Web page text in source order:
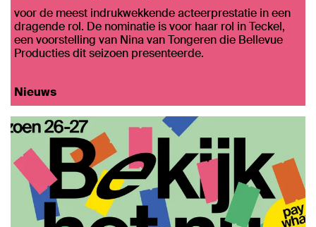
voor de meest indrukwekkende acteerprestatie in een
dragende rol. De nominatie is voor haar rol in Teckel,
een voorstelling van Nina van Tongeren die Bellevue
Producties dit seizoen presenteerde.
Nieuws